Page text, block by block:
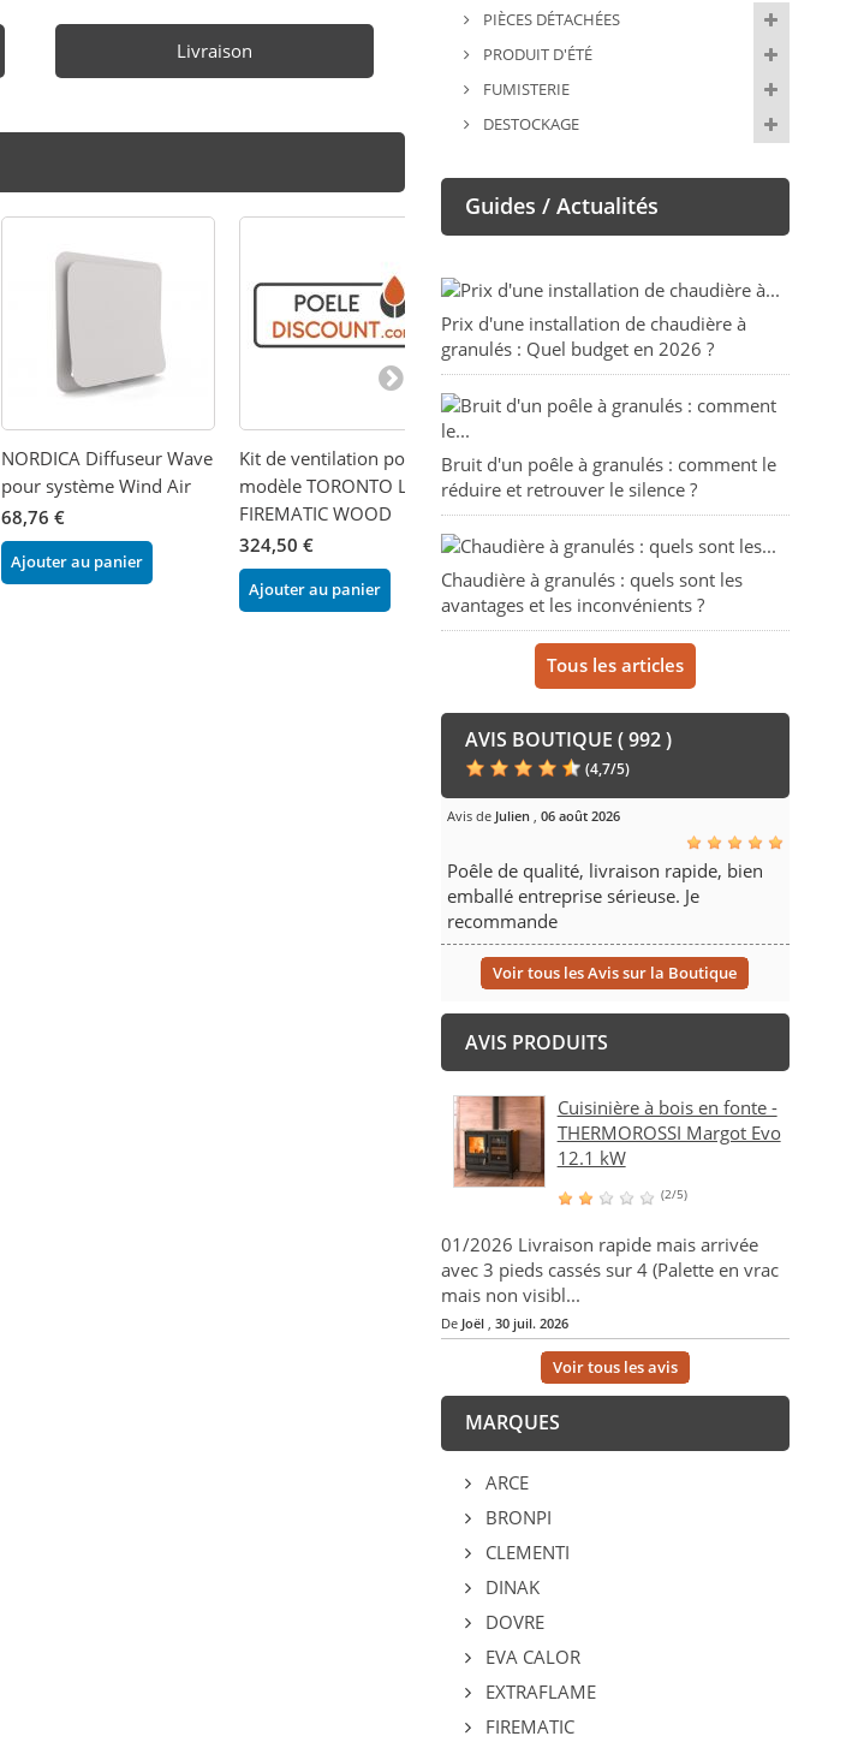
Livraison
NORDICA Diffuseur Wave
pour système Wind Air
68,76 €
Ajouter au panier
Kit de ventilation pour
modèle TORONTO L -
FIREMATIC WOOD
324,50 €
Ajouter au panier
Kit de ventilation pour
Cairo - BRONPI
722,40 €
Ajouter au panier
Carter pour
240,00 €
PIÈCES DÉTACHÉES
PRODUIT D'ÉTÉ
FUMISTERIE
DESTOCKAGE
Guides / Actualités
Prix d'une installation de chaudière à
granulés : Quel budget en 2026 ?
Bruit d'un poêle à granulés : comment le
réduire et retrouver le silence ?
Chaudière à granulés : quels sont les
avantages et les inconvénients ?
Tous les articles
AVIS BOUTIQUE ( 992 )
(4,7/5)
Avis de Julien, 06 août 2026
Poêle de qualité, livraison rapide, bien
emballé entreprise sérieuse. Je
recommande
Voir tous les Avis sur la Boutique
AVIS PRODUITS
Cuisinière à bois en fonte -
THERMOROSSI Margot Evo
12.1 kW
(2/5)
01/2026 Livraison rapide mais arrivée
avec 3 pieds cassés sur 4 (Palette en vrac
mais non visibl...
De Joël, 30 juil. 2026
Voir tous les avis
MARQUES
ARCE
BRONPI
CLEMENTI
DINAK
DOVRE
EVA CALOR
EXTRAFLAME
FIREMATIC